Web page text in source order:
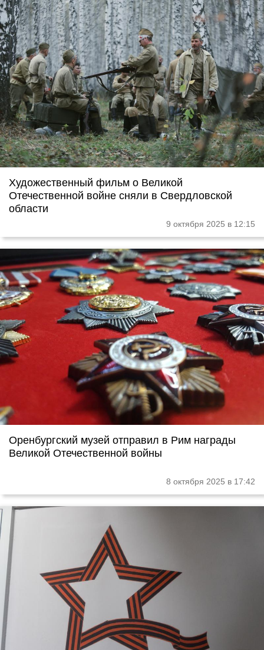
Художественный фильм о Великой
Отечественной войне сняли в Свердловской
области
9 октября 2025 в 12:15
Оренбургский музей отправил в Рим награды
Великой Отечественной войны
8 октября 2025 в 17:42